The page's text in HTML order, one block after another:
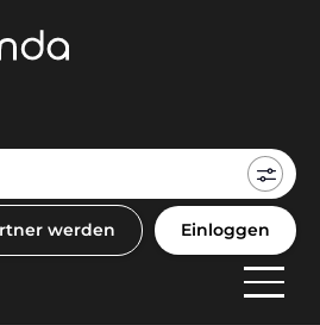
werden Einloggen